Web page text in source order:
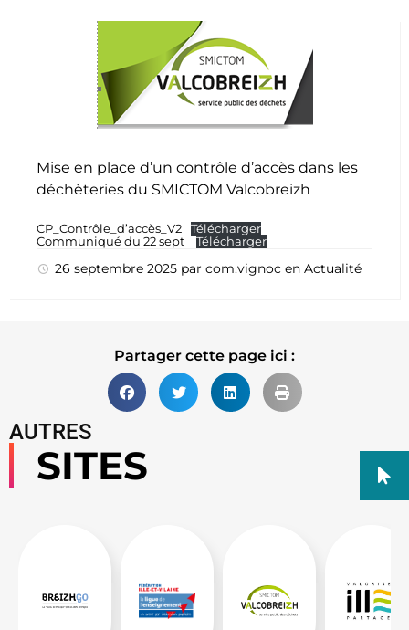
Mise en place d’un contrôle d’accès dans les
déchèteries du SMICTOM Valcobreizh
CP_Contrôle_d’accès_V2
Télécharger
Communiqué du 22 sept
Télécharger
26 septembre 2025 par com.vignoc en Actualité
Partager cette page ici :
AUTRES
SITES